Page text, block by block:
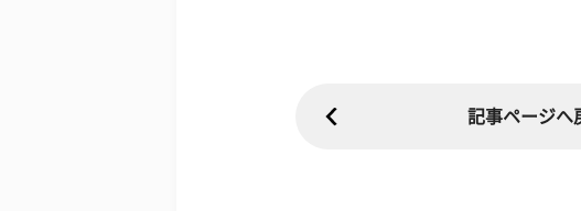
記事ページへ